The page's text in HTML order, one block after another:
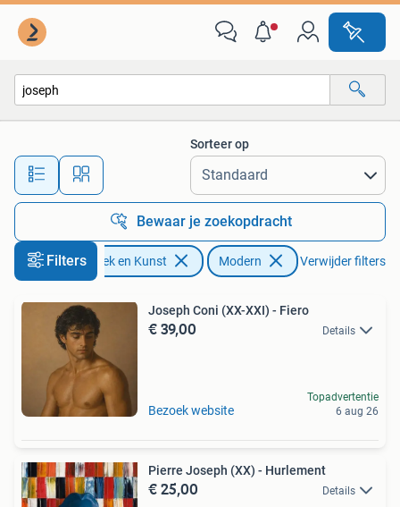
Alle afstanden…
Sorteer op
Bewaar je zoekopdracht
FiltersAntiek en Kunst Modern Verwijder filters
Joseph Coni (XX-XXI) - Fiero
€ 39,00 Details
Bezoek website
Topadvertentie
6 aug 26
Pierre Joseph (XX) - Hurlement
€ 25,00 Details